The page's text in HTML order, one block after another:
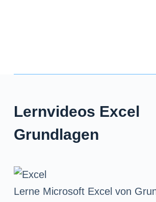
a
s
Lernvideos Excel
Grundlagen
Lerne Microsoft Excel von